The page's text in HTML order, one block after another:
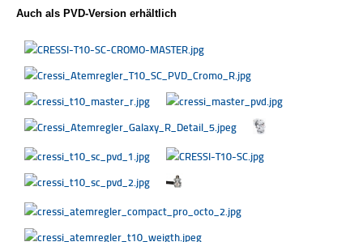
Auch als PVD-Version erhältlich